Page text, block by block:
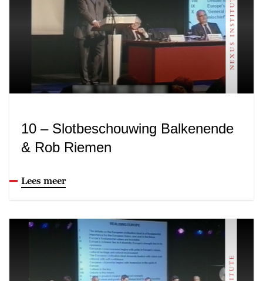
10 – Slotbeschouwing Balkenende
& Rob Riemen
Lees meer